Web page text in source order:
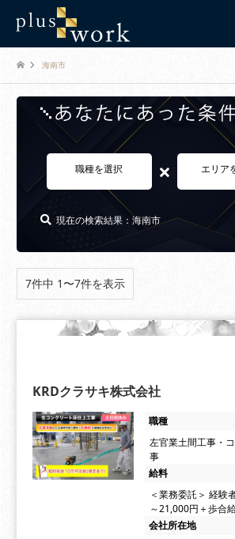
海南市
職種を選択 × エリア
現在の検索結果：海南市
7件中 1〜7件を表示
KRDクラサキ株式会社
職種
左官業土間工事・
事
給料
＜業務委託＞ 経
～21,000円＋歩合
会社所在地